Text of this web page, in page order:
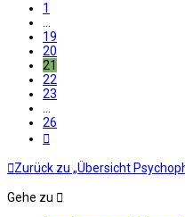
1
…
19
20
21
22
23
…
26
Zurück zu „Übersicht
Gehe zu